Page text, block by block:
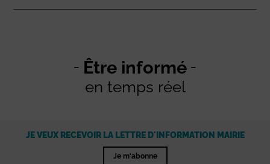
Être informé
en temps réel
JE VEUX RECEVOIR LA LETTRE D'INFORMATION MAIRIE
Je m'abonne